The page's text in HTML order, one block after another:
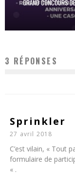
GRAND CONCOURS
3 RÉPONSES
Sprinkler
27 avril 2018
C’est vilain, « Tout
formulaire de
« .